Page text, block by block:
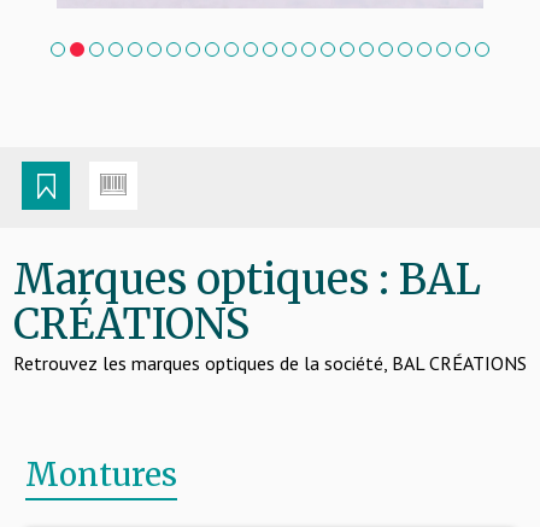
1 2 3 4 5 6 7 8 9 1011121314151617181920212223
Marques optiques : BAL
CRÉATIONS
Retrouvez les marques optiques de la société, BAL CRÉATIONS
Montures